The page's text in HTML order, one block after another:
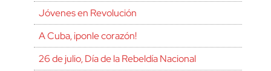
Jóvenes en Revolución
A Cuba, ¡ponle corazón!
26 de julio, Día de la Rebeldía Nacional